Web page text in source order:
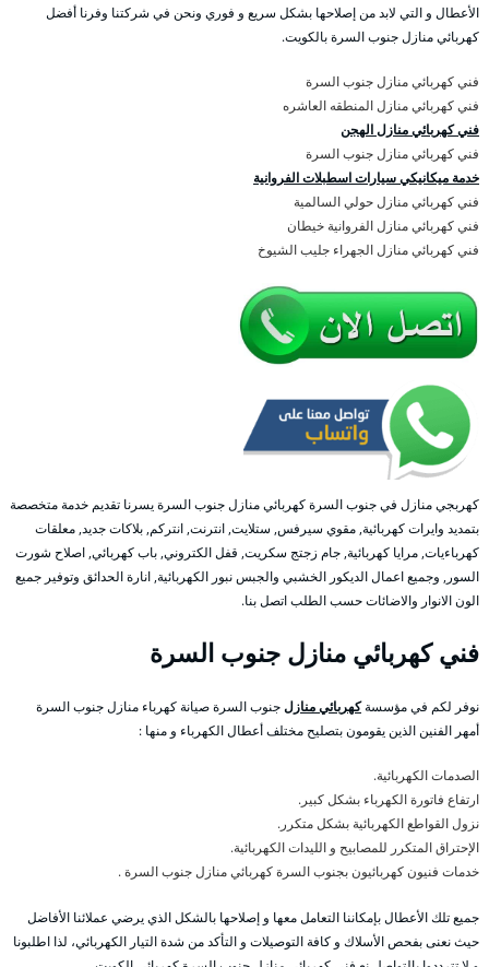
الأعطال و التي لابد من إصلاحها بشكل سريع و فوري ونحن في شركتنا وفرنا أفضل
كهربائي منازل جنوب السرة بالكويت.
فني كهربائي منازل جنوب السرة
فني كهربائي منازل المنطقه العاشره
فني كهربائي منازل الهجن
فني كهربائي منازل جنوب السرة
خدمة ميكانيكي سيارات اسطبلات الفروانية
فني كهربائي منازل حولي السالمية
فني كهربائي منازل الفروانية خيطان
فني كهربائي منازل الجهراء جليب الشيوخ
كهربجي منازل في جنوب السرة كهربائي منازل جنوب السرة يسرنا تقديم خدمة متخصصة
بتمديد وايرات كهربائية, مقوي سيرفس, ستلايت, انترنت, انتركم, بلاكات جديد, معلقات
كهرباءيات, مرايا كهربائية, جام زجتج سكريت, قفل الكتروني, باب كهربائي, اصلاح شورت
السور, وجميع اعمال الديكور الخشبي والجبس نبور الكهربائية, انارة الحدائق وتوفير جميع
الون الانوار والاضائات حسب الطلب اتصل بنا.
فني كهربائي منازل جنوب السرة
نوفر لكم في مؤسسةكهربائي منازلجنوب السرة صيانة كهرباء منازل جنوب السرة
أمهر الفنين الذين يقومون بتصليح مختلف أعطال الكهرباء و منها :
الصدمات الكهربائية.
ارتفاع فاتورة الكهرباء بشكل كبير.
نزول القواطع الكهربائية بشكل متكرر.
الإحتراق المتكرر للمصابيح و الليدات الكهربائية.
خدمات فنيون كهربائيون بجنوب السرة كهربائي منازل جنوب السرة .
جميع تلك الأعطال بإمكاننا التعامل معها و إصلاحها بالشكل الذي يرضي عملائنا الأفاضل
حيث نعنى بفحص الأسلاك و كافة التوصيلات و التأكد من شدة التيار الكهربائي، لذا اطلبونا